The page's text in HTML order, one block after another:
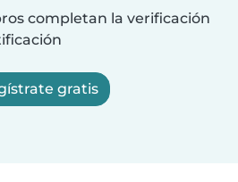
completan la verificación
gratis